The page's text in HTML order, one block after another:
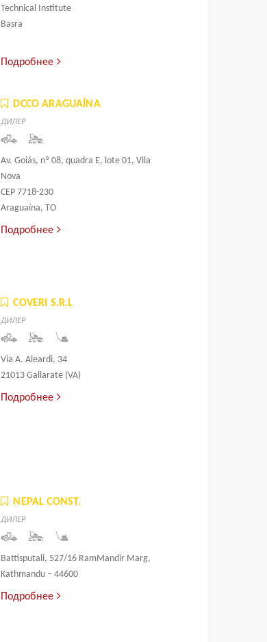
Technical Institute
Basra
Подробнее
DCCO ARAGUAÍNA
ДИЛЕР
Av. Goiás, nº 08, quadra E, lote 01, Vila
Nova
CEP 7718-230
Araguaína, TO
Подробнее
COVERI S.R.L
ДИЛЕР
Via A. Aleardi, 34
21013 Gallarate (VA)
Подробнее
NEPAL CONST.
ДИЛЕР
Battisputali, 527/16 RamMandir Marg,
Kathmandu – 44600
Подробнее